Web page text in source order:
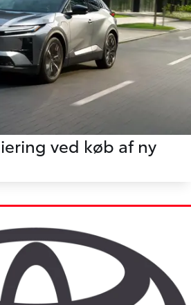
ved køb af ny